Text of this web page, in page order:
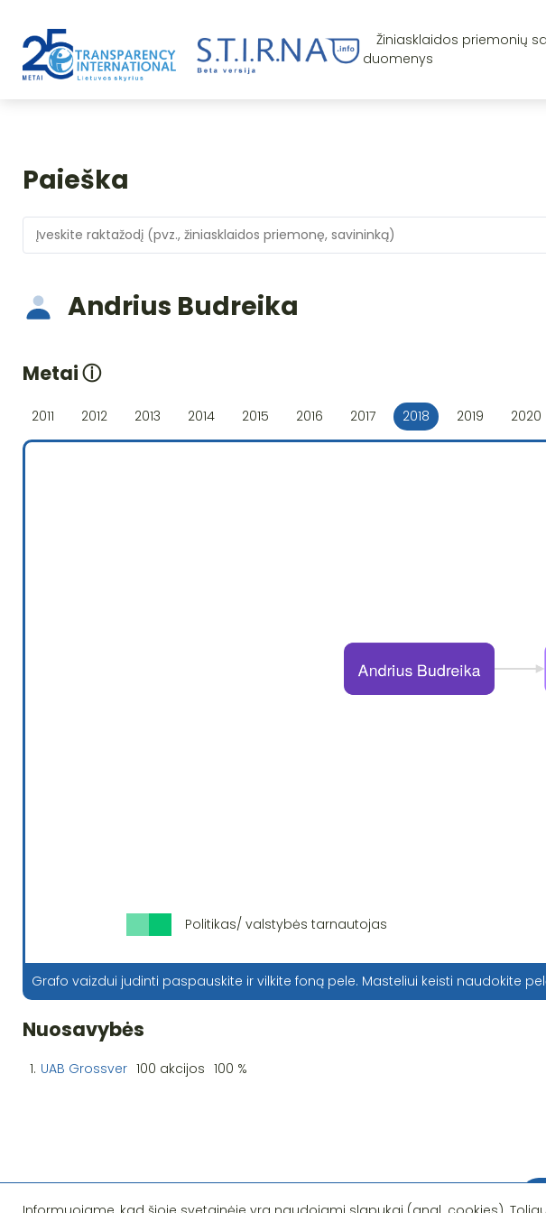
Žiniasklaidos priemonių
duomenys
Paieška
Andrius Budreika
Metaiⓘ
2011 2012 2013 2014 2015 2016 2017 2018 2019 2020
Politikas/ valstybės tarnautojas
Grafo vaizdui judinti paspauskite ir vilkite foną pele. Masteliui keisti naudokite
Nuosavybės
1. UAB Grossver 100 akcijos 100 %